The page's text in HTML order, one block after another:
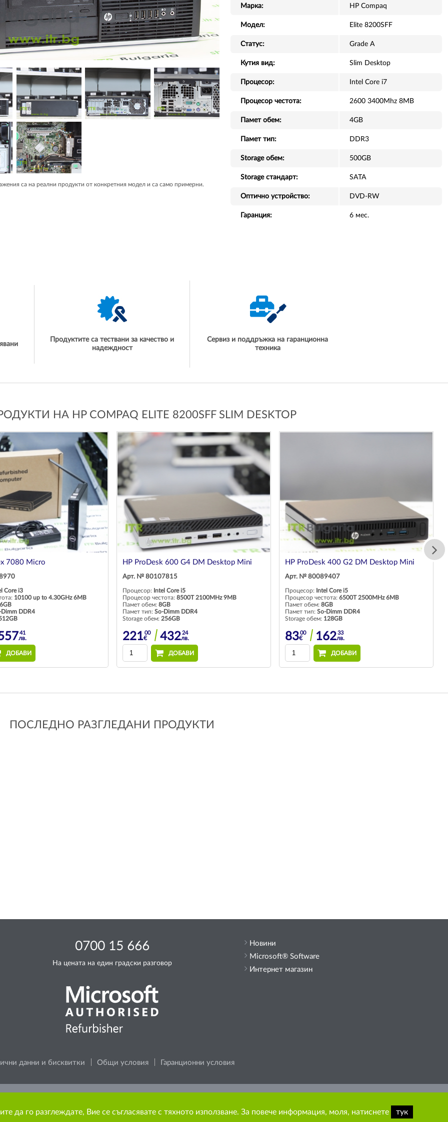
са на реални продукти от конкретния модел и са само примерни.
Марка: HP Compaq
Модел: Elite 8200SFF
Статус: Grade A
Кутия вид: Slim Desktop
Процесор: Intel Core i7
Процесор честота: 2600 3400Mhz 8MB
Памет обем: 4GB
Памет тип: DDR3
Storage обем: 500GB
Storage стандарт: SATA
Оптично устройство: DVD-RW
Гаранция: 6 мес.
Продуктите са тествани за качество и
надеждност
Сервиз и поддръжка на гаранционна
техника
НА HP COMPAQ ELITE 8200SFF SLIM DESKTOP
7080 Micro
Core i3
10100 up to 4.30GHz 6MB
Dimm DDR4
41
лв.
ДОБАВИ
HP ProDesk 600 G4 DM Desktop Mini
Арт. № 80107815
Процесор: Intel Core i5
Процесор честота: 8500T 2100MHz 9MB
Памет обем: 8GB
Памет тип: So-Dimm DDR4
Storage обем: 256GB
22100
€ 43224
лв.
ДОБАВИ
HP ProDesk 400 G2 DM Desktop Mini
Арт. № 80089407
Процесор: Intel Core i5
Процесор честота: 6500T 2500MHz 6MB
Памет обем: 8GB
Памет тип: So-Dimm DDR4
Storage обем: 128GB
8300
€ 16233
лв.
ДОБАВИ
ПОСЛЕДНО РАЗГЛЕДАНИ ПРОДУКТИ
0700 15 666
На цената на един градски разговор
данни и бисквитки Общи условия Гаранционни условия
Новини
Microsoft® Software
Интернет магазин
да го разглеждате, Вие се съгласявате с тяхното използване. За повече информация, моля, натиснете
тук